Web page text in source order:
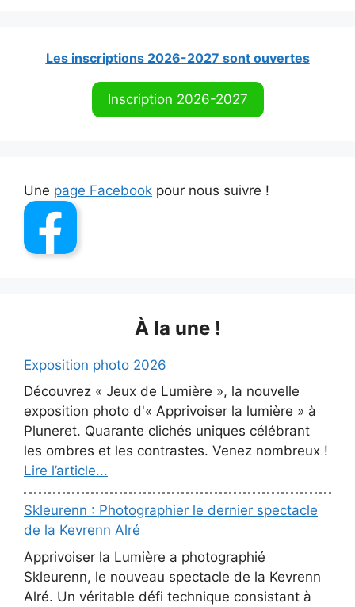
Les inscriptions 2026-2027 sont ouvertes
Inscription 2026-2027
Une page Facebook pour nous suivre !
À la une !
Exposition photo 2026
Découvrez « Jeux de Lumière », la nouvelle
exposition photo d'« Apprivoiser la lumière » à
Pluneret. Quarante clichés uniques célébrant
les ombres et les contrastes. Venez nombreux !
Lire l’article...
Skleurenn : Photographier le dernier spectacle
de la Kevrenn Alré
Apprivoiser la Lumière a photographié
Skleurenn, le nouveau spectacle de la Kevrenn
Alré. Un véritable défi technique consistant à